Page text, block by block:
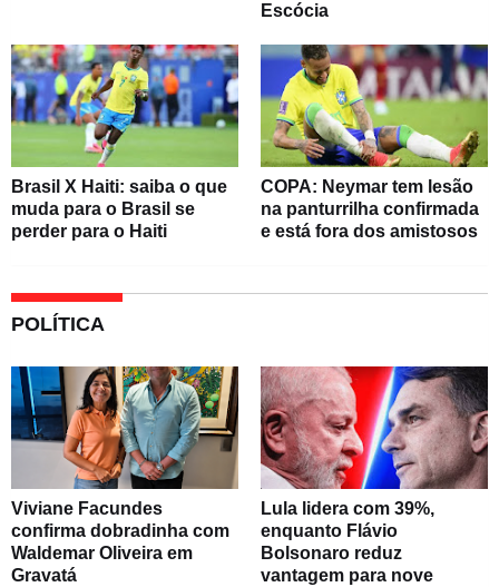
Escócia
Brasil X Haiti: saiba o que
muda para o Brasil se
perder para o Haiti
COPA: Neymar tem lesão
na panturrilha confirmada
e está fora dos amistosos
POLÍTICA
Viviane Facundes
confirma dobradinha com
Waldemar Oliveira em
Gravatá
Lula lidera com 39%,
enquanto Flávio
Bolsonaro reduz
vantagem para nove